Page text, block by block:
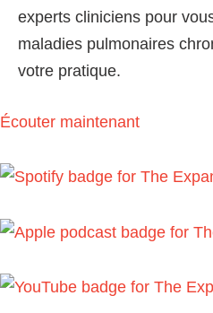
experts cliniciens pour
maladies pulmonaires
votre pratique.
Écouter maintenant